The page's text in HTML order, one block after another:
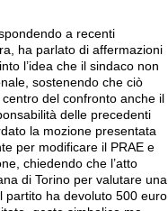
a recenti
ha parlato di affermazioni
l’idea che il sindaco non
sostenendo che ciò
del confronto anche il
delle precedenti
la mozione presentata
per modificare il PRAE e
chiedendo che l’atto
di Torino per valutare una
partito ha devoluto 500 euro